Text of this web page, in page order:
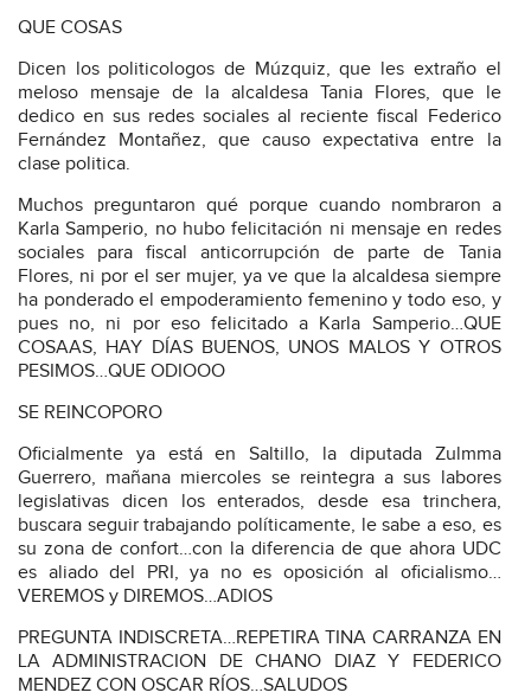
QUE COSAS
Dicen los politicologos de Múzquiz, que les extraño el
meloso mensaje de la alcaldesa Tania Flores, que le
dedico en sus redes sociales al reciente fiscal Federico
Fernández Montañez, que causo expectativa entre la
clase politica.
Muchos preguntaron qué porque cuando nombraron a
Karla Samperio, no hubo felicitación ni mensaje en redes
sociales para fiscal anticorrupción de parte de Tania
Flores, ni por el ser mujer, ya ve que la alcaldesa siempre
ha ponderado el empoderamiento femenino y todo eso, y
pues no, ni por eso felicitado a Karla Samperio…QUE
COSAAS, HAY DÍAS BUENOS, UNOS MALOS Y OTROS
PESIMOS…QUE ODIOOO
SE REINCOPORO
Oficialmente ya está en Saltillo, la diputada Zulmma
Guerrero, mañana miercoles se reintegra a sus labores
legislativas dicen los enterados, desde esa trinchera,
buscara seguir trabajando políticamente, le sabe a eso, es
su zona de confort…con la diferencia de que ahora UDC
es aliado del PRI, ya no es oposición al oficialismo…
VEREMOS y DIREMOS…ADIOS
PREGUNTA INDISCRETA…REPETIRA TINA CARRANZA EN
LA ADMINISTRACION DE CHANO DIAZ Y FEDERICO
MENDEZ CON OSCAR RÍOS…SALUDOS